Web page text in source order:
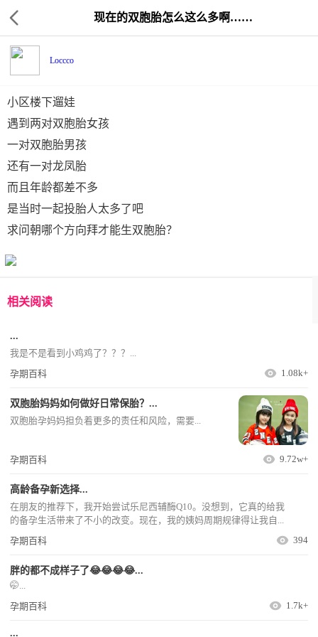
现在的双胞胎怎么这么多啊……
Loccco
小区楼下遛娃
遇到两对双胞胎女孩
一对双胞胎男孩
还有一对龙凤胎
而且年龄都差不多
是当时一起投胎人太多了吧
求问朝哪个方向拜才能生双胞胎？
相关阅读
...
我是不是看到小鸡鸡了？？？...
孕期百科
1.08k+
双胞胎妈妈如何做好日常保胎？...
双胞胎孕妈妈担负着更多的责任和风险，需要...
孕期百科 9.72w+
高龄备孕新选择...
在朋友的推荐下，我开始尝试乐尼西辅酶Q10。没想到，它真的给我
的备孕生活带来了不小的改变。现在，我的姨妈周期规律得让我自...
孕期百科
394
胖的都不成样子了😂😂😂😂...
🤭...
孕期百科
1.7k+
...